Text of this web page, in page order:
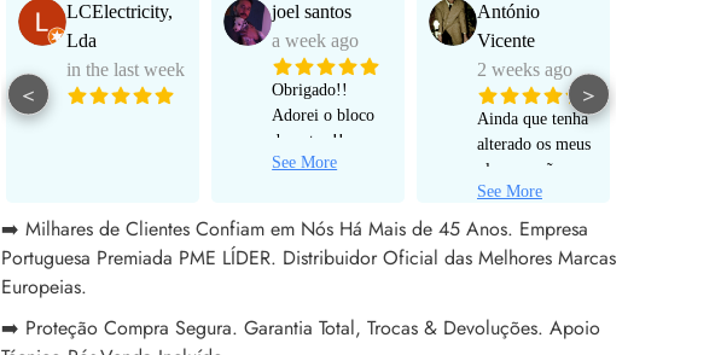
LCElectricity,
Lda
in the last week
joel santos
a week ago
Obrigado!!
Adorei o bloco
de notas !!
Serviço super
Rápido ! Um
obrigado a Sr
Rita !
See More
António
Vicente
2 weeks ago
Ainda que tenha
alterado os meus
planos e não
tenha avançado
para um pedido
de encomenda
efetivo, não
mais satisfeito
See More
< >
➡️ Milhares de Clientes Confiam em Nós Há Mais de 45 Anos. Empresa
Portuguesa Premiada PME LÍDER. Distribuidor Oficial das Melhores Marcas
Europeias.
➡️ Proteção Compra Segura. Garantia Total, Trocas & Devoluções. Apoio